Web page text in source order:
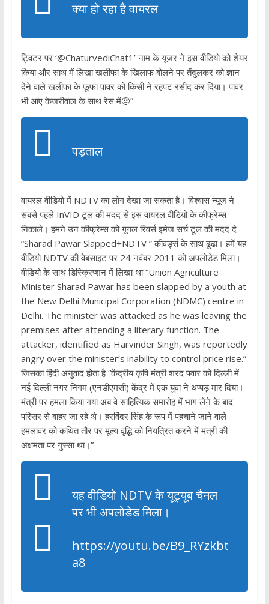
क्या हो रहा है वायरल
ट्विटर पर ‘@ChaturvediChat1’ नाम के यूजर ने इस वीडियो को शेयर
किया और साथ में लिखा खलीफा के खिलाफ बोलने पर तेंदुलकर को ज्ञान
देने वाले खलीफा के फूफा पावर को किसी ने रहपट रसीद कर दिया। पावर
भी आए केजरीवाल के साथ रेस में🤨”
पड़ताल
वायरल वीडियो में NDTV का लोग देखा जा सकता है। विश्वास न्यूज ने
सबसे पहले InVID टूल की मदद से इस वायरल वीडियो के कीफ्रेम्स
निकाले। हमने उन कीफ्रेम्स को गूगल रिवर्स इमेज सर्च टूल की मदद दे
“Sharad Pawar Slapped+NDTV ” कीवर्ड्स के साथ ढूंढा। हमें यह
वीडियो NDTV की वेबसाइट पर 24 नवंबर 2011 को अपलोडेड मिला।
वीडियो के साथ डिस्क्रिप्शन में लिखा था “Union Agriculture
Minister Sharad Pawar has been slapped by a youth at
the New Delhi Municipal Corporation (NDMC) centre in
Delhi. The minister was attacked as he was leaving the
premises after attending a literary function. The
attacker, identified as Harvinder Singh, was reportedly
angry over the minister’s inability to control price rise.”
जिसका हिंदी अनुवाद होता है “केंद्रीय कृषि मंत्री शरद पवार को दिल्ली में
नई दिल्ली नगर निगम (एनडीएमसी) केंद्र में एक युवा ने थप्पड़ मार दिया।
मंत्री पर हमला किया गया अब वे साहित्यिक समारोह में भाग लेने के बाद
परिसर से बाहर जा रहे थे। हरविंदर सिंह के रूप में पहचाने जाने वाले
हमलावर को कथित तौर पर मूल्य वृद्धि को नियंत्रित करने में मंत्री की
अक्षमता पर गुस्सा था।”
यह वीडियो NDTV के यूट्यूब चैनल
पर भी अपलोडेड मिला।
https://youtu.be/B9_RYzkbt
a8